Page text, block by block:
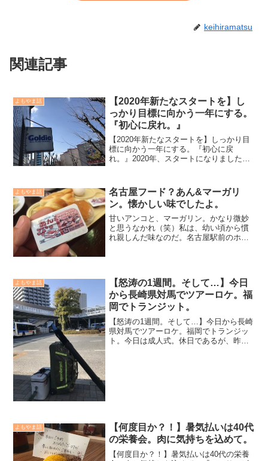
keihiramatsu
関連記事
よもやま話
【2020年新たなスタートを】し
っかり目標に向かう一年にする。
『初心に戻れ。』
【2020年新たなスタートを】しっかり目
標に向かう一年にする。『初心に戻
れ。』2020年、スタートになりました。
う、と決めた時の事。メーカーを立ち上
げようと、決めた時の...
よもやま話
名古屋フード？あん&マーガリ
ン。懐かしい味でしたよ。
甘いアンコと、マーガリン。かなり微妙
と思うなかれ（笑）私は、幼い頃から慣
れ親しんだ味なのだ。名古屋駅前のホテ
よもやま話
【怒涛の1週間。そして…】今日
から長崎県対馬でツアーロケ。福
岡でトランジット。
【怒涛の1週間。そして…】今日から長崎
県対馬でツアーロケ。福岡でトランジッ
ト。今日は成人式。休日であるが、昨日
よもやま話
【何度目か？！】暑気払いは40代
の栄養会。肉に気持ちを込めて。
【何度目か？！】暑気払いは40代の栄養